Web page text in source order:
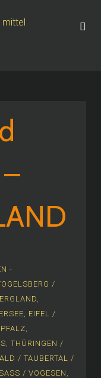
-
/
,
, EIFEL /
,
, THÜRINGEN /
/ TAUBERTAL /
/ VOGESEN,